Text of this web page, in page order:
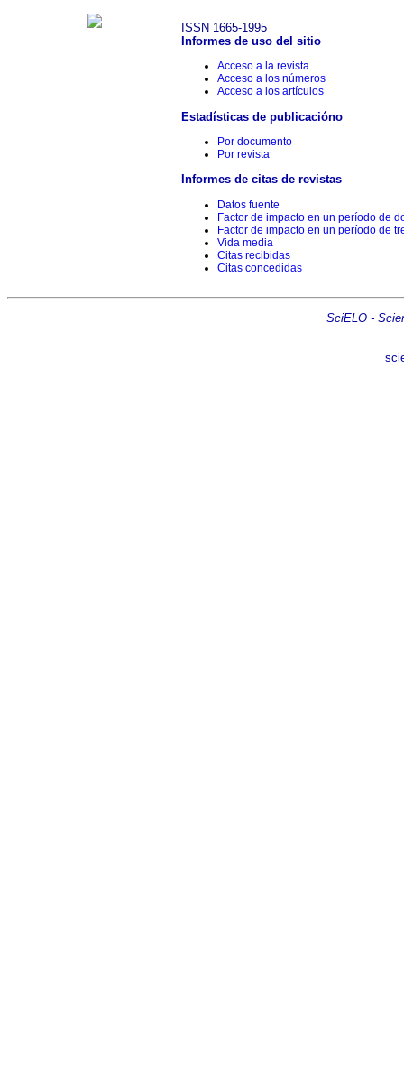
ISSN 1665-1995
Informes de uso del sitio
Acceso a la revista
Acceso a los números
Acceso a los artículos
Estadísticas de publicacióno
Por documento
Por revista
Informes de citas de revistas
Datos fuente
Factor de impacto en un período de
Factor de impacto en un período de
Vida media
Citas recibidas
Citas concedidas
SciELO -